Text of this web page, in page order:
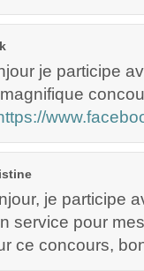
je participe
je participe
service pour
ce concours,